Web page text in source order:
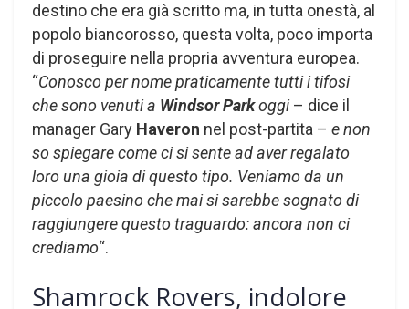
destino che era già scritto ma, in tutta onestà, al
popolo biancorosso, questa volta, poco importa
di proseguire nella propria avventura europea.
“Conosco per nome praticamente tutti i tifosi
che sono venuti a Windsor Parkoggi– dice il
manager Gary Haveron nel post-partita – e non
so spiegare come ci si sente ad aver regalato
loro una gioia di questo tipo. Veniamo da un
piccolo paesino che mai si sarebbe sognato di
raggiungere questo traguardo: ancora non ci
crediamo“.
Shamrock Rovers, indolore